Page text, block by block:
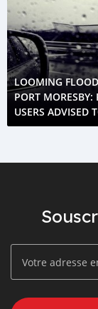
LOOMING
PORT MORESBY:
USERS ADVISED
CAUTION